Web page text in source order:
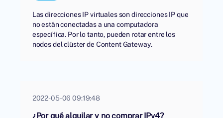
Las direcciones IP virtuales son direcciones IP que
no están conectadas a una computadora
específica. Por lo tanto, pueden rotar entre los
nodos del clúster de Content Gateway.
2022-05-06 09:19:48
¿Por qué alquilar y no comprar IPv4?